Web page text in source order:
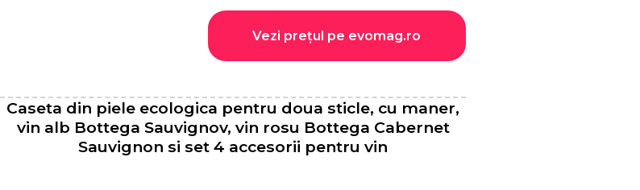
Vezi prețul pe evomag.ro
Caseta din piele ecologica pentru doua sticle, cu maner,
vin alb Bottega Sauvignov, vin rosu Bottega Cabernet
Sauvignon si set 4 accesorii pentru vin